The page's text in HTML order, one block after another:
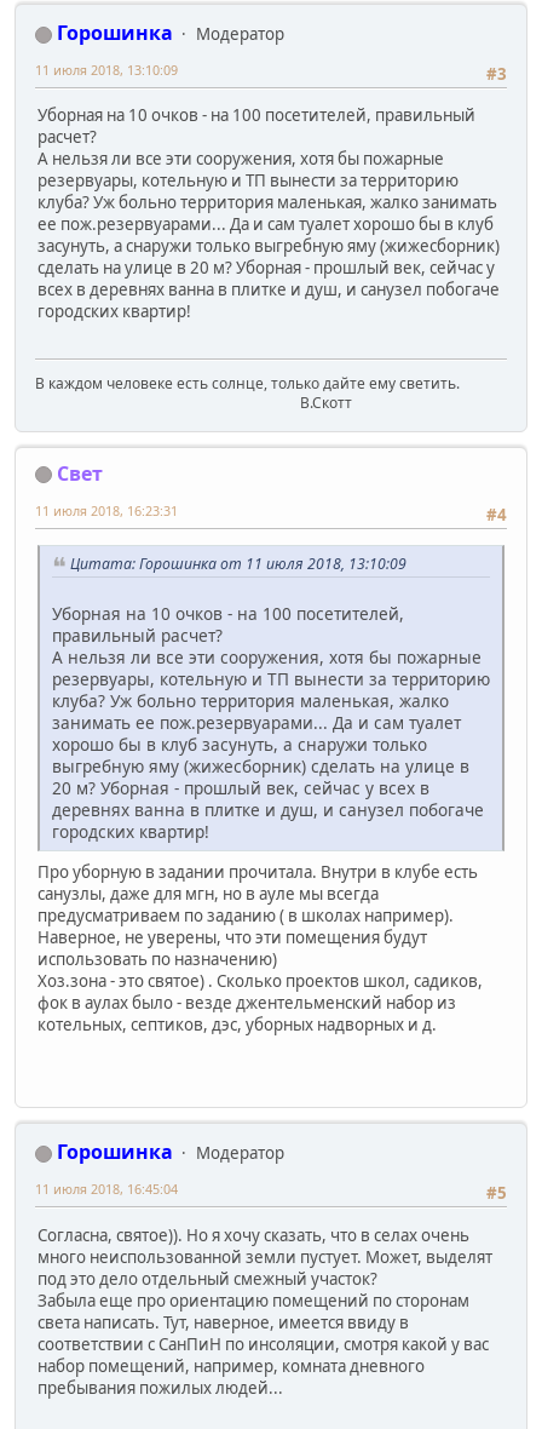
Горошинка
Модератор
#3
11 июля 2018, 13:10:09
Уборная на 10 очков - на 100 посетителей, правильный
расчет?
А нельзя ли все эти сооружения, хотя бы пожарные
резервуары, котельную и ТП вынести за территорию
клуба? Уж больно территория маленькая, жалко занимать
ее пож.резервуарами... Да и сам туалет хорошо бы в клуб
засунуть, а снаружи только выгребную яму (жижесборник)
сделать на улице в 20 м? Уборная - прошлый век, сейчас у
всех в деревнях ванна в плитке и душ, и санузел побогаче
городских квартир!
В каждом человеке есть солнце, только дайте ему светить.
В.Скотт
Свет
#4
11 июля 2018, 16:23:31
Цитата: Горошинка от 11 июля 2018, 13:10:09
Уборная на 10 очков - на 100 посетителей,
правильный расчет?
А нельзя ли все эти сооружения, хотя бы пожарные
резервуары, котельную и ТП вынести за территорию
клуба? Уж больно территория маленькая, жалко
занимать ее пож.резервуарами... Да и сам туалет
хорошо бы в клуб засунуть, а снаружи только
выгребную яму (жижесборник) сделать на улице в
20 м? Уборная - прошлый век, сейчас у всех в
деревнях ванна в плитке и душ, и санузел побогаче
городских квартир!
Про уборную в задании прочитала. Внутри в клубе есть
санузлы, даже для мгн, но в ауле мы всегда
предусматриваем по заданию ( в школах например).
Наверное, не уверены, что эти помещения будут
использовать по назначению)
Хоз.зона - это святое) . Сколько проектов школ, садиков,
фок в аулах было - везде джентельменский набор из
котельных, септиков, дэс, уборных надворных и д.
Горошинка
Модератор
#5
11 июля 2018, 16:45:04
Согласна, святое)). Но я хочу сказать, что в селах очень
много неиспользованной земли пустует. Может, выделят
под это дело отдельный смежный участок?
Забыла еще про ориентацию помещений по сторонам
света написать. Тут, наверное, имеется ввиду в
соответствии с СанПиН по инсоляции, смотря какой у вас
набор помещений, например, комната дневного
пребывания пожилых людей...